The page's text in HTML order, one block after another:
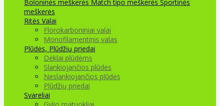
Boloninės meškerės Match tipo meškerės Sportinės
meškerės
Ritės Valai
Florokarboniniai valai
Monofilamentinis valas
Plūdės, Plūdžių priedai
Dėklai plūdėms
Slankiojančios plūdės
Neslankiojančios plūdės
Plūdžių priedai
Svareliai
Gylio matuokliai